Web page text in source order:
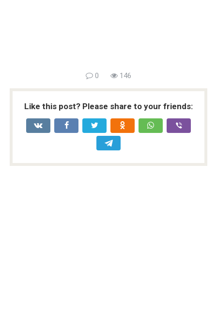
0 146
Like this post? Please share to your friends: